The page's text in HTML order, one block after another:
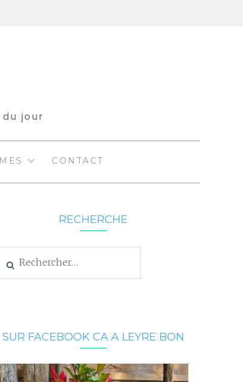
jour
CONTACT
RECHERCHE
SUR FACEBOOK CA A LEYRE BON